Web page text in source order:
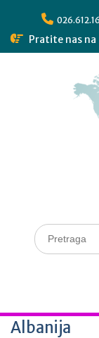
Pratite nas na
Albanija